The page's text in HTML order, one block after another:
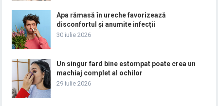
Apa rămasă în ureche favorizează
disconfortul și anumite infecții
30 iulie 2026
Un singur fard bine estompat poate crea un
machiaj complet al ochilor
29 iulie 2026